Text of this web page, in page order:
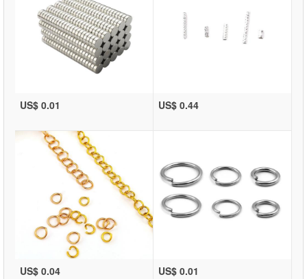
US$ 0.01 US$ 0.44
US$ 0.04 US$ 0.01